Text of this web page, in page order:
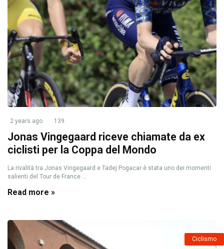
2 years ago 139
Jonas Vingegaard riceve chiamate da ex
ciclisti per la Coppa del Mondo
La rivalità tra Jonas Vingegaard e Tadej Pogacar è stata uno dei momenti
salienti del Tour de France ...
Read more »
Ciclismo